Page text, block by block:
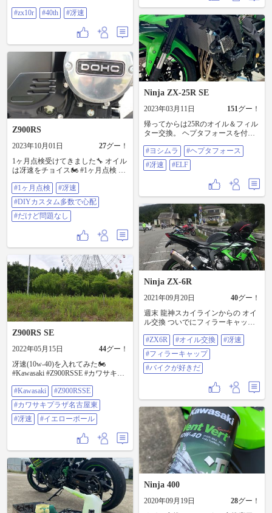
ルト関係の増し締め、ドレンワイ
712km。 カワサキ オイル 冴速にし
ました。 3700kmまで無交換で行く
つもりはありませんが、どのぐら
い持つかな。 S1000RRの時は、純
正オイルで、 サーキット使用で200
分、 街乗りは1000km目安で変えて
ましたね。 #zx10r #40th #冴速
#zx10r #40th #冴速
Z900RS
2023年10月01日 27グー！
1ヶ月点検受けてきました🔧 オイル
は冴速をチョイス🏍 #1ヶ月点検 #
けど問題なし
#1ヶ月点検
#冴速
#DIYカスタム多数で心配
#だけど問題なし
Ninja ZX-25R SE
2023年03月11日 151グー！
帰ってからは25Rのオイル＆フィル
ター交換。 ヘプタフォースを付け
ンチはエキパイと干渉するので使
えません。 なのでプライヤー式の
レンチでフィルターを外して、取
付もトルクレンチが使えないので
ベルトレンチで「手ルクレンチ」
です😅 #ヨシムラ #ヘプタフォース
#冴速 #ELF
#ヨシムラ
#ヘプタフォース
#冴速
#ELF
Z900RS SE
2022年05月15日 44グー！
冴速(10w-40)を入れてみた🏍️
#Kawasaki #Z900RSSE #カワサキプ
ル
#Kawasaki
#Z900RSSE
#カワサキプラザ名古屋東
#冴速
#イエローボール
Ninja ZX-6R
2021年09月20日 40グー！
週末 龍神スカイラインからの オイ
ル交換 ついでにフィラーキャップ
#ZX6R #オイル交換 #冴速 #フィラ
ーキャップ #バイクが好きだ
#ZX6R #オイル交換
#冴速
#フィラーキャップ
#バイクが好きだ
Ninja 400
2020年09月19日 28グー！